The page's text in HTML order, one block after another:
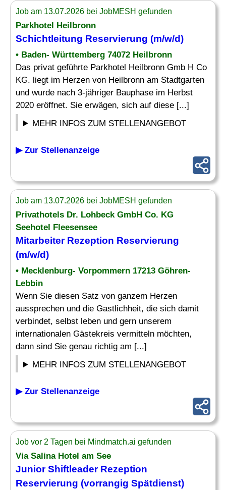
Job am 13.07.2026 bei JobMESH gefunden
Parkhotel Heilbronn
Schichtleitung Reservierung (m/w/d)
• Baden- Württemberg 74072 Heilbronn
Das privat geführte Parkhotel Heilbronn Gmb H Co
KG. liegt im Herzen von Heilbronn am Stadtgarten
und wurde nach 3-jähriger Bauphase im Herbst
2020 eröffnet. Sie erwägen, sich auf diese [...]
MEHR INFOS ZUM STELLENANGEBOT
▶ Zur Stellenanzeige
Job am 13.07.2026 bei JobMESH gefunden
Privathotels Dr. Lohbeck GmbH Co. KG
Seehotel Fleesensee
Mitarbeiter Rezeption Reservierung
(m/w/d)
• Mecklenburg- Vorpommern 17213 Göhren-
Lebbin
Wenn Sie diesen Satz von ganzem Herzen
aussprechen und die Gastlichheit, die sich damit
verbindet, selbst leben und gern unserem
internationalen Gästekreis vermitteln möchten,
dann sind Sie genau richtig am [...]
MEHR INFOS ZUM STELLENANGEBOT
▶ Zur Stellenanzeige
Job vor 2 Tagen bei Mindmatch.ai gefunden
Via Salina Hotel am See
Junior Shiftleader Rezeption
Reservierung (vorrangig Spätdienst)